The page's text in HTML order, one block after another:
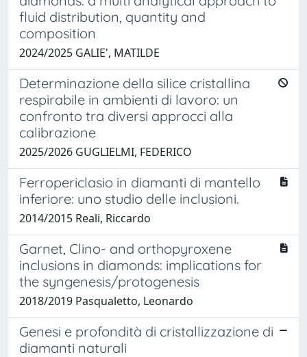
fluid distribution, quantity and
composition
2024/2025 GALIE', MATILDE
Determinazione della silice cristallina
respirabile in ambienti di lavoro: un
confronto tra diversi approcci alla
calibrazione
2025/2026 GUGLIELMI, FEDERICO
Ferropericlasio in diamanti di mantello
inferiore: uno studio delle inclusioni.
2014/2015 Reali, Riccardo
Garnet, Clino- and orthopyroxene
inclusions in diamonds: implications for
the syngenesis/protogenesis
2018/2019 Pasqualetto, Leonardo
Genesi e profondità di cristallizzazione di
diamanti naturali